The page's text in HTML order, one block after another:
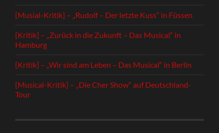
[Musial-Kritik] – „Rudolf – Der letzte Kuss“ in Füssen
[Kritik] – „Zurück in die Zukunft – Das Musical“ in
Hamburg
[Kritik] – „Wir sind am Leben – Das Musical“ in Berlin
[Musical-Kritik] – „Die Cher Show“ auf Deutschland-
Tour